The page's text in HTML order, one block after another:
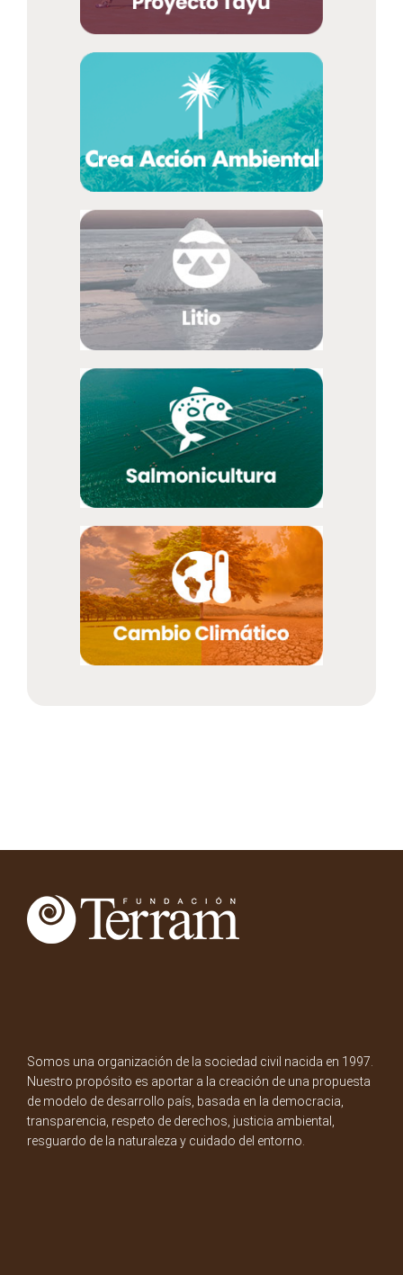
Somos una organización de la sociedad civil nacida en 1997.
Nuestro propósito es aportar a la creación de una propuesta
de modelo de desarrollo país, basada en la democracia,
transparencia, respeto de derechos, justicia ambiental,
resguardo de la naturaleza y cuidado del entorno.